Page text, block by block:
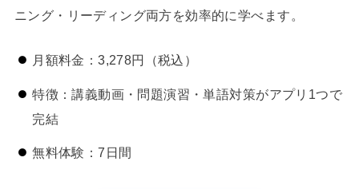
ニング・リーディング両方を効率的に学べます。
月額料金：3,278円（税込）
特徴：講義動画・問題演習・単語対策がアプリ1つで
完結
無料体験：7日間